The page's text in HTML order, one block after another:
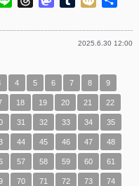
2025.6.30 12:00
4 5 6 7 8 9
18 19 20 21 22
31 32 33 34 35
44 45 46 47 48
57 58 59 60 61
70 71 72 73 74